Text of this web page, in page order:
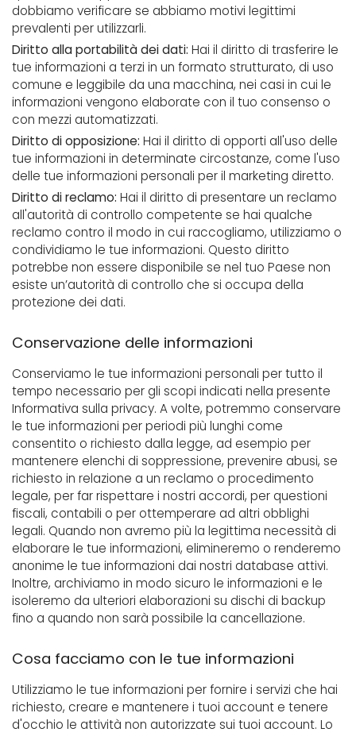
dobbiamo verificare se abbiamo motivi legittimi
prevalenti per utilizzarli.
Diritto alla portabilità dei dati: Hai il diritto di trasferire le
tue informazioni a terzi in un formato strutturato, di uso
comune e leggibile da una macchina, nei casi in cui le
informazioni vengono elaborate con il tuo consenso o
con mezzi automatizzati.
Diritto di opposizione: Hai il diritto di opporti all'uso delle
tue informazioni in determinate circostanze, come l'uso
delle tue informazioni personali per il marketing diretto.
Diritto di reclamo: Hai il diritto di presentare un reclamo
all'autorità di controllo competente se hai qualche
reclamo contro il modo in cui raccogliamo, utilizziamo o
condividiamo le tue informazioni. Questo diritto
potrebbe non essere disponibile se nel tuo Paese non
esiste un’autorità di controllo che si occupa della
protezione dei dati.
Conservazione delle informazioni
Conserviamo le tue informazioni personali per tutto il
tempo necessario per gli scopi indicati nella presente
Informativa sulla privacy. A volte, potremmo conservare
le tue informazioni per periodi più lunghi come
consentito o richiesto dalla legge, ad esempio per
mantenere elenchi di soppressione, prevenire abusi, se
richiesto in relazione a un reclamo o procedimento
legale, per far rispettare i nostri accordi, per questioni
fiscali, contabili o per ottemperare ad altri obblighi
legali. Quando non avremo più la legittima necessità di
elaborare le tue informazioni, elimineremo o renderemo
anonime le tue informazioni dai nostri database attivi.
Inoltre, archiviamo in modo sicuro le informazioni e le
isoleremo da ulteriori elaborazioni su dischi di backup
fino a quando non sarà possibile la cancellazione.
Cosa facciamo con le tue informazioni
Utilizziamo le tue informazioni per fornire i servizi che hai
richiesto, creare e mantenere i tuoi account e tenere
d'occhio le attività non autorizzate sui tuoi account. Lo